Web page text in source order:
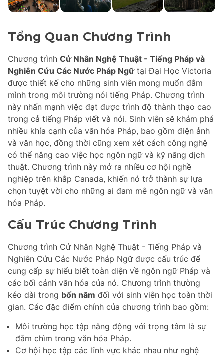
Tổng Quan Chương Trình
Chương trình Cử Nhân Nghệ Thuật - Tiếng Pháp và
Nghiên Cứu Các Nước Pháp Ngữtại Đại Học Victoria
được thiết kế cho những sinh viên mong muốn đắm
mình trong môi trường nói tiếng Pháp. Chương trình
này nhấn mạnh việc đạt được trình độ thành thạo cao
trong cả tiếng Pháp viết và nói. Sinh viên sẽ khám phá
nhiều khía cạnh của văn hóa Pháp, bao gồm điện ảnh
và văn học, đồng thời cũng xem xét cách công nghệ
có thể nâng cao việc học ngôn ngữ và kỹ năng dịch
thuật. Chương trình này mở ra nhiều cơ hội nghề
nghiệp trên khắp Canada, khiến nó trở thành sự lựa
chọn tuyệt vời cho những ai đam mê ngôn ngữ và văn
hóa Pháp.
Cấu Trúc Chương Trình
Chương trình Cử Nhân Nghệ Thuật - Tiếng Pháp và
Nghiên Cứu Các Nước Pháp Ngữ được cấu trúc để
cung cấp sự hiểu biết toàn diện về ngôn ngữ Pháp và
các bối cảnh văn hóa của nó. Chương trình thường
kéo dài trong bốn năm đối với sinh viên học toàn thời
gian. Các đặc điểm chính của chương trình bao gồm:
Môi trường học tập năng động với trọng tâm là sự
đắm chìm trong văn hóa Pháp.
Cơ hội học tập các lĩnh vực khác nhau như nghệ